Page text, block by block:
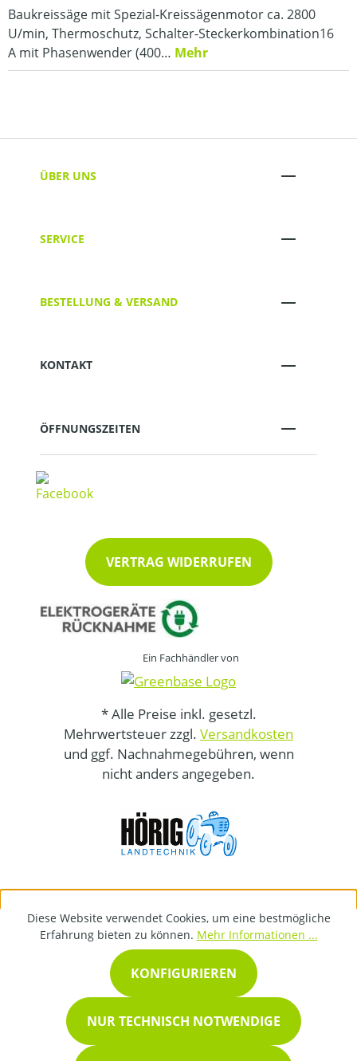
Baukreissäge mit Spezial-Kreissägenmotor ca. 2800
U/min, Thermoschutz, Schalter-Steckerkombination16
A mit Phasenwender (400… Mehr
ÜBER UNS
SERVICE
BESTELLUNG & VERSAND
KONTAKT
ÖFFNUNGSZEITEN
VERTRAG WIDERRUFEN
Ein Fachhändler von
* Alle Preise inkl. gesetzl.
Mehrwertsteuer zzgl. Versandkosten
und ggf. Nachnahmegebühren, wenn
nicht anders angegeben.
Diese Website verwendet Cookies, um eine bestmögliche
Erfahrung bieten zu können. Mehr Informationen ...
NUR TECHNISCH NOTWENDIGE
KONFIGURIEREN